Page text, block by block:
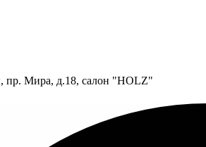
пр. Мира, д.18, салон "HOLZ"